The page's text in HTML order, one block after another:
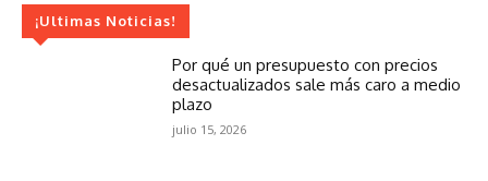
¡Ultimas Noticias!
Por qué un presupuesto con precios
desactualizados sale más caro a medio
plazo
julio 15, 2026